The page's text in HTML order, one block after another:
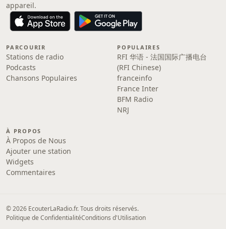
appareil.
PARCOURIR
Stations de radio
Podcasts
Chansons Populaires
POPULAIRES
RFI 华语 - 法国国际广播电台
(RFI Chinese)
franceinfo
France Inter
BFM Radio
NRJ
À PROPOS
À Propos de Nous
Ajouter une station
Widgets
Commentaires
© 2026 EcouterLaRadio.fr. Tous droits réservés.
Politique de ConfidentialitéConditions d'Utilisation